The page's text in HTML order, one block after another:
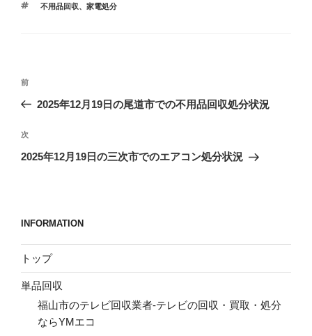
ゴ
タ
不用品回収、 家電処分
投
ビ
ゲ
ン
前
の
稿
前
2025年12月19日の尾道市での不用品回収処分状況
次
の
次
2025年12月19日の三次市でのエアコン処分状況
INFORMATION
トップ
単品回収
福山市のテレビ回収業者-テレビの回収・買取・処分
ならYMエコ